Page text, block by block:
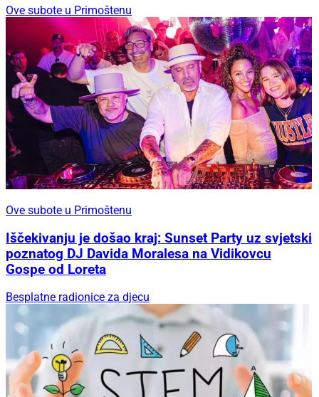
Ove subote u Primoštenu
Ove subote u Primoštenu
Iščekivanju je došao kraj: Sunset Party uz svjetski
poznatog DJ Davida Moralesa na Vidikovcu
Gospe od Loreta
Besplatne radionice za djecu